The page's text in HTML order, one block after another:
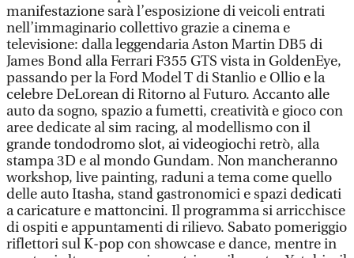
manifestazione sarà l’esposizione di veicoli entrati
nell’immaginario collettivo grazie a cinema e
televisione: dalla leggendaria Aston Martin DB5 di
James Bond alla Ferrari F355 GTS vista in GoldenEye,
passando per la Ford Model T di Stanlio e Ollio e la
celebre DeLorean di Ritorno al Futuro. Accanto alle
auto da sogno, spazio a fumetti, creatività e gioco con
aree dedicate al sim racing, al modellismo con il
grande tondodromo slot, ai videogiochi retrò, alla
stampa 3D e al mondo Gundam. Non mancheranno
workshop, live painting, raduni a tema come quello
delle auto Itasha, stand gastronomici e spazi dedicati
a caricature e mattoncini. Il programma si arricchisce
di ospiti e appuntamenti di rilievo. Sabato pomeriggio
riflettori sul K-pop con showcase e dance, mentre in